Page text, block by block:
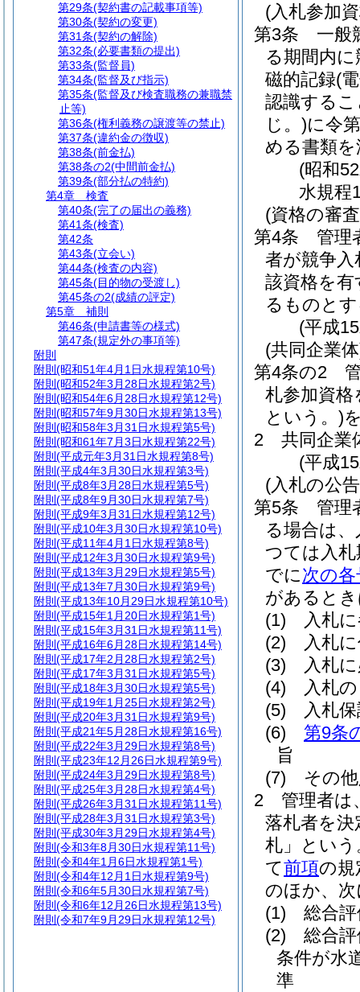
(入札参加
第3条
一般
る期間内
磁的記録(
認識する
じ。)に令
める書類
(昭和
水規程
(資格の審
第4条
管理
者が競争
該資格を
るものと
(平成
(共同企業
第4条の2
札参加資
という。)
2
共同企業
(平成
(入札の公
第5条
管理
る場合は
つては入
でに次の各
があると
(1)
入札
(2)
入札
(3)
入札
(4)
入札
(5)
入札
(6)
第9条
旨
(7)
その
2
管理者は
落札者を決
札」という
て前項の規
のほか、
(1)
総合
(2)
総合
条件が水
準
第29条(契約書の記載事項等)
第30条(契約の変更)
第31条(契約の解除)
第32条(必要書類の提出)
第33条(監督員)
第34条(監督及び指示)
第35条(監督及び検査職務の兼職禁
止等)
第36条(権利義務の譲渡等の禁止)
第37条(違約金の徴収)
第38条(前金払)
第38条の2(中間前金払)
第39条(部分払の特約)
第4章
検査
第40条(完了の届出の義務)
第41条(検査)
第42条
第43条(立会い)
第44条(検査の内容)
第45条(目的物の受渡し)
第45条の2(成績の評定)
第5章
補則
第46条(申請書等の様式)
第47条(規定外の事項等)
附則
附則 (昭和51年4月1日水規程第10号)
附則 (昭和52年3月28日水規程第2号)
附則 (昭和54年6月28日水規程第12号)
附則 (昭和57年9月30日水規程第13号)
附則 (昭和58年3月31日水規程第5号)
附則 (昭和61年7月3日水規程第22号)
附則 (平成元年3月31日水規程第8号)
附則 (平成4年3月30日水規程第3号)
附則 (平成8年3月28日水規程第5号)
附則 (平成8年9月30日水規程第7号)
附則 (平成9年3月31日水規程第12号)
附則 (平成10年3月30日水規程第10号)
附則 (平成11年4月1日水規程第8号)
附則 (平成12年3月30日水規程第9号)
附則 (平成13年3月29日水規程第5号)
附則 (平成13年7月30日水規程第9号)
附則 (平成13年10月29日水規程第10号)
附則 (平成15年1月20日水規程第1号)
附則 (平成15年3月31日水規程第11号)
附則 (平成16年6月28日水規程第14号)
附則 (平成17年2月28日水規程第2号)
附則 (平成17年3月31日水規程第5号)
附則 (平成18年3月30日水規程第5号)
附則 (平成19年1月25日水規程第2号)
附則 (平成20年3月31日水規程第9号)
附則 (平成21年5月28日水規程第16号)
附則 (平成22年3月29日水規程第8号)
附則 (平成23年12月26日水規程第9号)
附則 (平成24年3月29日水規程第8号)
附則 (平成25年3月28日水規程第4号)
附則 (平成26年3月31日水規程第11号)
附則 (平成28年3月31日水規程第3号)
附則 (平成30年3月29日水規程第4号)
附則 (令和3年8月30日水規程第11号)
附則 (令和4年1月6日水規程第1号)
附則 (令和4年12月1日水規程第9号)
附則 (令和6年5月30日水規程第7号)
附則 (令和6年12月26日水規程第13号)
附則 (令和7年9月29日水規程第12号)